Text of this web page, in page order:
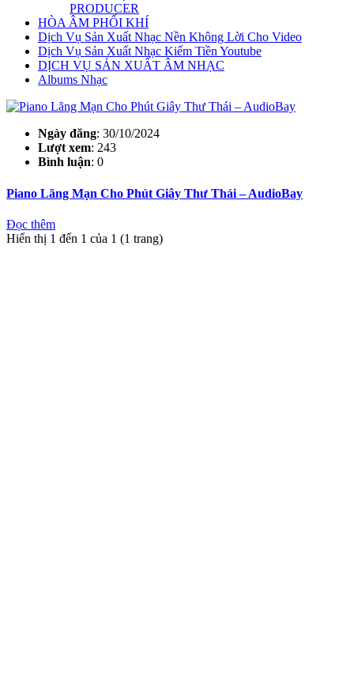
PRODUCER
HÒA ÂM PHỐI KHÍ
Dịch Vụ Sản Xuất Nhạc Nền Không Lời Cho Video
Dịch Vụ Sản Xuất Nhạc Kiếm Tiền Youtube
DỊCH VỤ SẢN XUẤT ÂM NHẠC
Albums Nhạc
Ngày đăng: 30/10/2024
Lượt xem: 243
Bình luận: 0
Piano Lãng Mạn Cho Phút Giây Thư Thái – AudioBay
Đọc thêm
Hiển thị 1 đến 1 của 1 (1 trang)